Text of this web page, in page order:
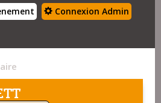
Connexion Admin